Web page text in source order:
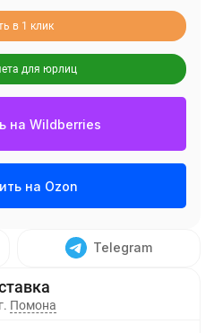
в 1 клик
для юрлиц
на Wildberries
на Ozon
Telegram
Помона